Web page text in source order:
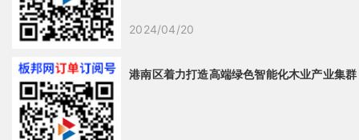
2024/04/20
港南区着力打造高端绿色智能化木业产业集群